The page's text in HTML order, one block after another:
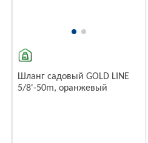
Шланг садовый GOLD LINE
5/8'-50m, оранжевый